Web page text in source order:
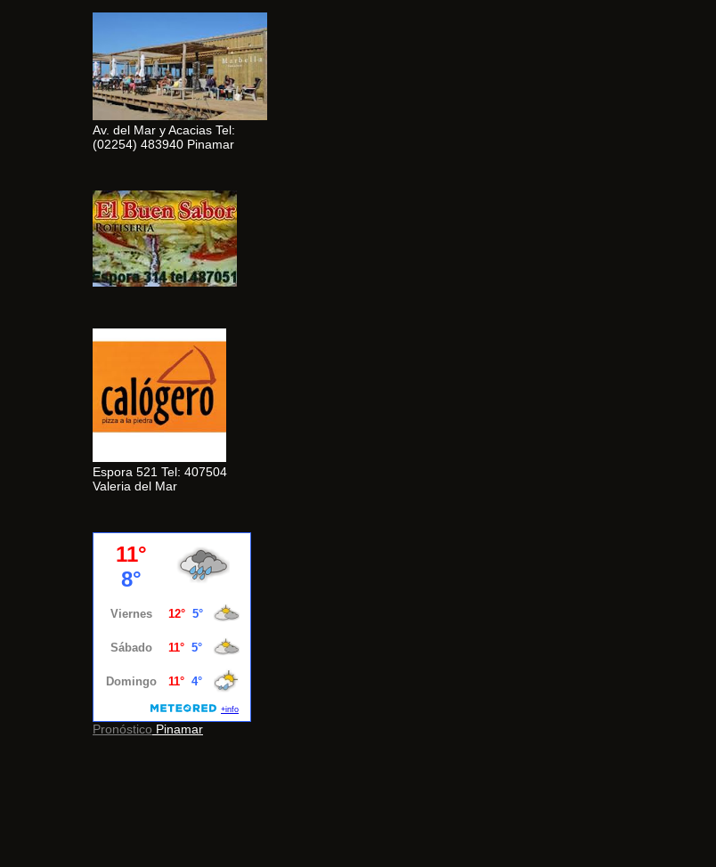
Av. del Mar y Acacias Tel:
(02254) 483940 Pinamar
Espora 521 Tel: 407504
Valeria del Mar
Pronóstico Pinamar